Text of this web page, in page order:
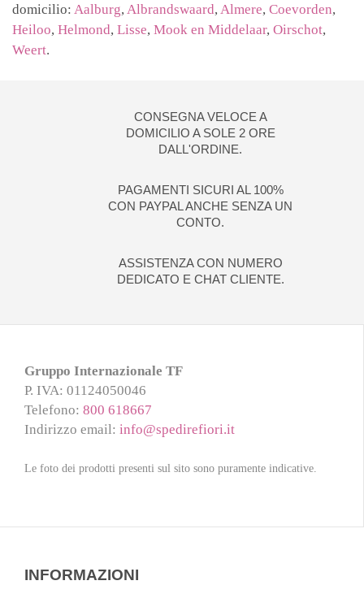
domicilio: Aalburg, Albrandswaard, Almere, Coevorden,
Heiloo, Helmond, Lisse, Mook en Middelaar, Oirschot,
Weert.
CONSEGNA VELOCE A
DOMICILIO A SOLE 2 ORE
DALL'ORDINE.
PAGAMENTI SICURI AL 100%
CON PAYPAL ANCHE SENZA UN
CONTO.
ASSISTENZA CON NUMERO
DEDICATO E CHAT CLIENTE.
Gruppo Internazionale TF
P. IVA: 01124050046
Telefono: 800 618667
Indirizzo email: info@spedirefiori.it
Le foto dei prodotti presenti sul sito sono puramente indicative.
INFORMAZIONI